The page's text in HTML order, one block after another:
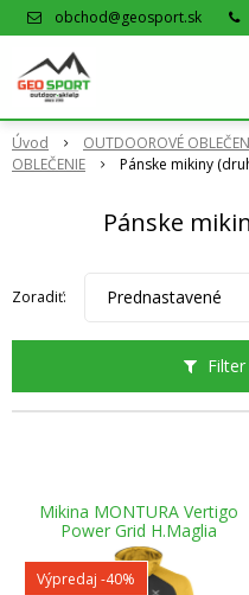
obchod@geosport.sk
Úvod OUTDOOROVÉ
OBLEČENIE
Pánske mikiny
Pánske
Zoradiť: Prednastavené
Mikina MONTURA Vertigo
Power Grid H.Maglia
Výpredaj -40%